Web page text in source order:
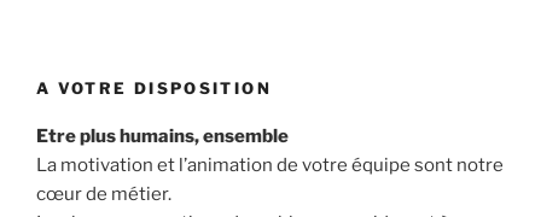
A VOTRE DISPOSITION
Etre plus humains, ensemble
La motivation et l’animation de votre équipe sont notre
cœur de métier.